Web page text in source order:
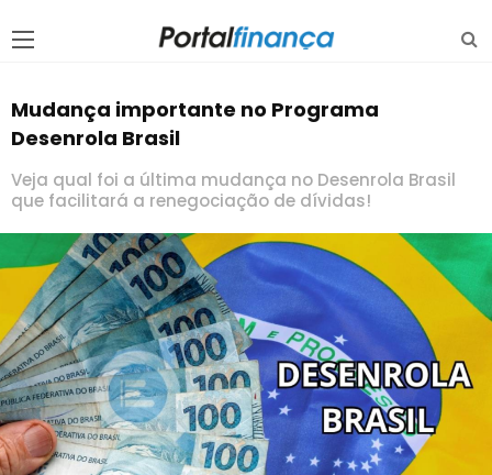
Mudança importante no Programa
Desenrola Brasil
Veja qual foi a última mudança no Desenrola Brasil
que facilitará a renegociação de dívidas!